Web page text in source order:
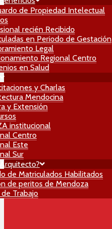
de Propiedad Intelectual
recién Recibido
en Periodo de Gestación
Legal
Regional Centro
en Salud
y Charlas
Mendocina
y Extensión
institucional
Centro
Este
Sur
de Matriculados Habilitados
de peritos de Mendoza
Trabajo